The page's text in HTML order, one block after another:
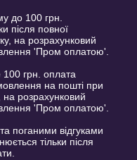
до 100 грн.
після повної
на розрахунковий
'Пром оплатою'.
100 грн. оплата
на пошті при
на розрахунковий
'Пром оплатою'.
поганими відгуками
тільки після